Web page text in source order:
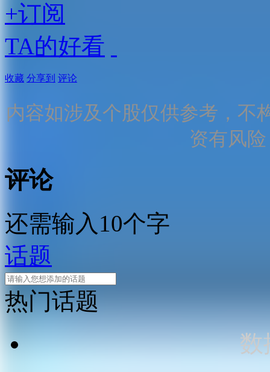
+订阅
TA的好看
收藏 分享到 评论
内容如涉及个股仅供参考，不
资有风
评论
还需输入10个字
话题
热门话题
数